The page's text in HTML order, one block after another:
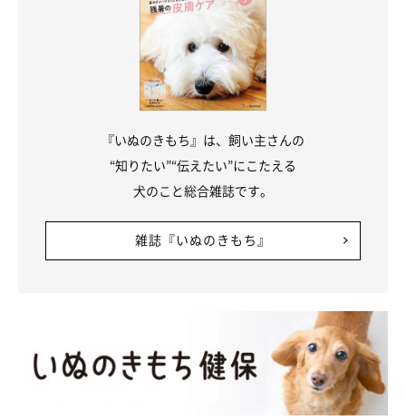
『いぬのきもち』は、飼い主さんの
“知りたい”“伝えたい”にこたえる
犬のこと総合雑誌です。
雑誌『いぬのきもち』